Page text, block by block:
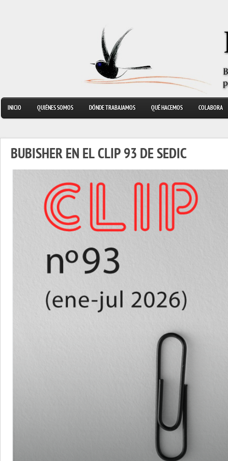
INICIO QUIÉNES SOMOS DÓNDE TRABAJAMOS QUÉ HACEMOS COLABORA
BUBISHER EN EL CLIP 93 DE SEDIC